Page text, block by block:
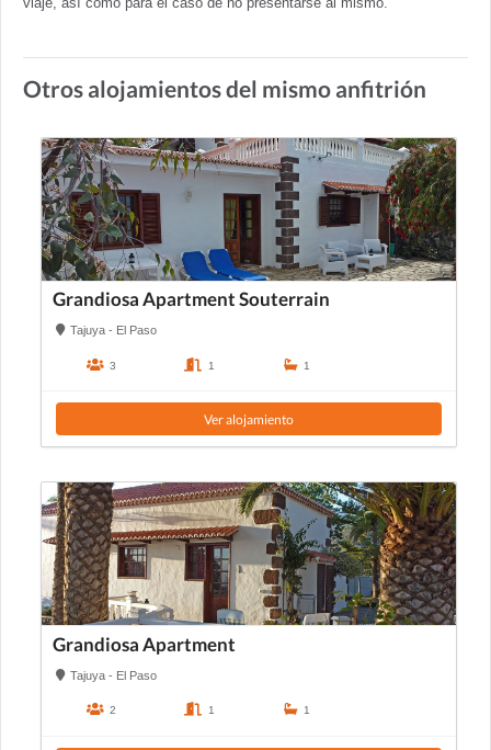
Otros alojamientos del mismo anfitrión
Grandiosa Apartment Souterrain
Tajuya - El Paso
3 1 1
Ver alojamiento
Grandiosa Apartment
Tajuya - El Paso
2 1 1